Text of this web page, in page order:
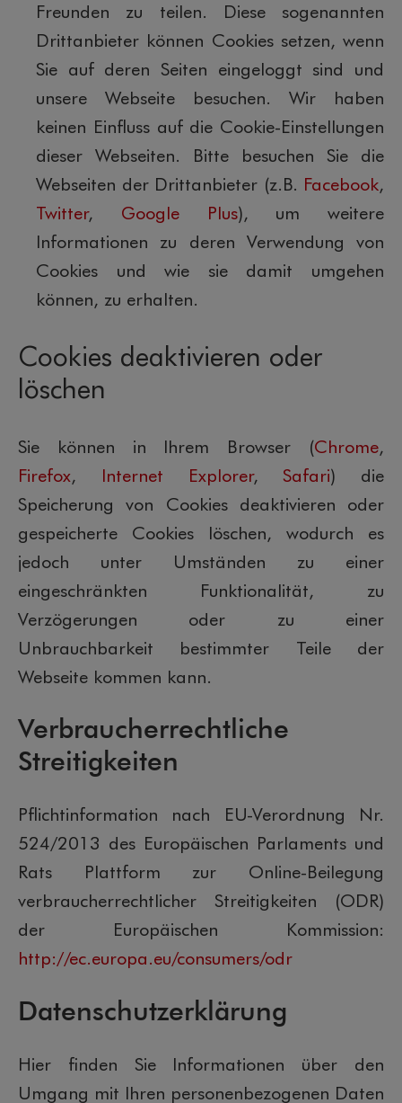
Freunden zu teilen. Diese sogenannten
Drittanbieter können Cookies setzen, wenn
Sie auf deren Seiten eingeloggt sind und
unsere Webseite besuchen. Wir haben
keinen Einfluss auf die Cookie-Einstellungen
dieser Webseiten. Bitte besuchen Sie die
Webseiten der Drittanbieter (z.B. Facebook,
Twitter, Google Plus), um weitere
Informationen zu deren Verwendung von
Cookies und wie sie damit umgehen
können, zu erhalten.
Cookies deaktivieren oder
löschen
Sie können in Ihrem Browser (Chrome,
Firefox, Internet Explorer, Safari) die
Speicherung von Cookies deaktivieren oder
gespeicherte Cookies löschen, wodurch es
jedoch unter Umständen zu einer
eingeschränkten Funktionalität, zu
Verzögerungen oder zu einer
Unbrauchbarkeit bestimmter Teile der
Webseite kommen kann.
Verbraucherrechtliche
Streitigkeiten
Pflichtinformation nach EU-Verordnung Nr.
524/2013 des Europäischen Parlaments und
Rats Plattform zur Online-Beilegung
verbraucherrechtlicher Streitigkeiten (ODR)
der Europäischen Kommission:
http://ec.europa.eu/consumers/odr
Datenschutzerklärung
Hier finden Sie Informationen über den
Umgang mit Ihren personenbezogenen Daten